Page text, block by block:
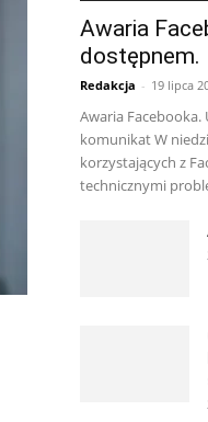
Awaria
dostępnem.
Redakcja - 19 lipca
Awaria
komunikat W
korzystających z
technicznymi